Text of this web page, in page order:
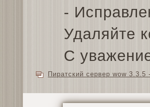
-
Удаляйте
С
Пиратский сервер wow